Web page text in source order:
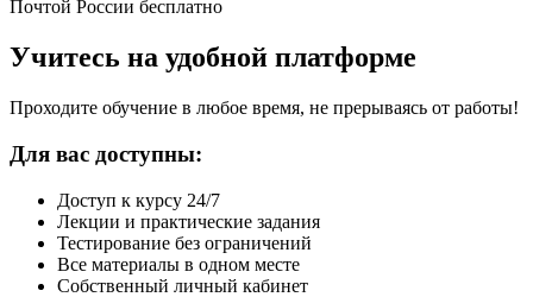
Почтой России бесплатно
Учитесь на удобной платформе
Проходите обучение в любое время, не прерываясь от работы!
Для вас доступны:
Доступ к курсу 24/7
Лекции и практические задания
Тестирование без ограничений
Все материалы в одном месте
Собственный личный кабинет